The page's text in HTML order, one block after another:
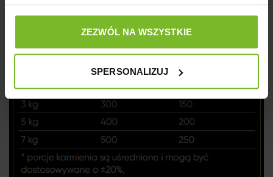
ZEZWÓL NA WSZYSTKIE
SPERSONALIZUJ